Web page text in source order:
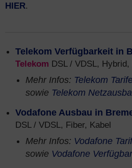
HIER.
Telekom Verfügbarkeit in
Telekom DSL / VDSL, Hybrid,
Mehr Infos: Telekom
sowie Telekom
Vodafone Ausbau in
DSL / VDSL, Fiber, Kabel
Mehr Infos: Vodafone
sowie Vodafone